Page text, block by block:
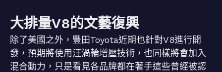
大排量V8的文藝復興
除了美國之外，豐田Toyota近期也針對V8進行開
發，預期將使用汪渦輪增壓技術，也同樣將會加入
混合動力，只是看見各品牌都在著手這些曾經被認